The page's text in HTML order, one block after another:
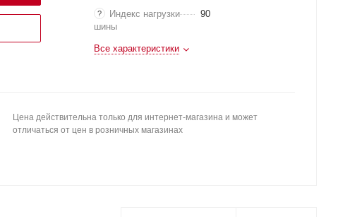
?
Индекс нагрузки
шины
90
Все характеристики
Цена действительна только для интернет-магазина и может
отличаться от цен в розничных магазинах